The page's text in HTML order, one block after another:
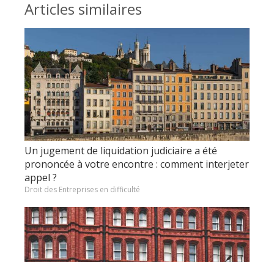
Articles similaires
Un jugement de liquidation judiciaire a été
prononcée à votre encontre : comment interjeter
appel ?
Droit des Entreprises en difficulté